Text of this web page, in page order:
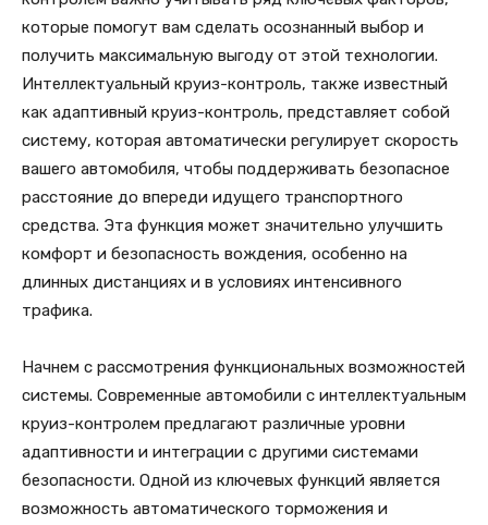
которые помогут вам сделать осознанный выбор и
получить максимальную выгоду от этой технологии.
Интеллектуальный круиз-контроль, также известный
как адаптивный круиз-контроль, представляет собой
систему, которая автоматически регулирует скорость
вашего автомобиля, чтобы поддерживать безопасное
расстояние до впереди идущего транспортного
средства. Эта функция может значительно улучшить
комфорт и безопасность вождения, особенно на
длинных дистанциях и в условиях интенсивного
трафика.
Начнем с рассмотрения функциональных возможностей
системы. Современные автомобили с интеллектуальным
круиз-контролем предлагают различные уровни
адаптивности и интеграции с другими системами
безопасности. Одной из ключевых функций является
возможность автоматического торможения и